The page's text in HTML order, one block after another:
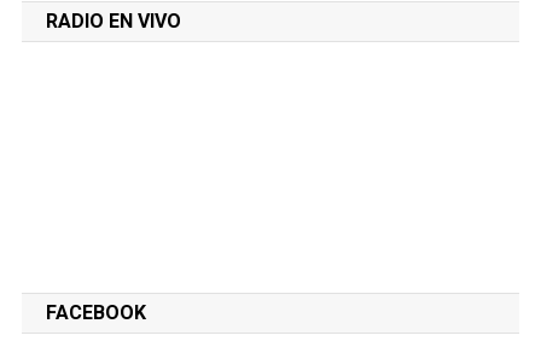
RADIO EN VIVO
FACEBOOK